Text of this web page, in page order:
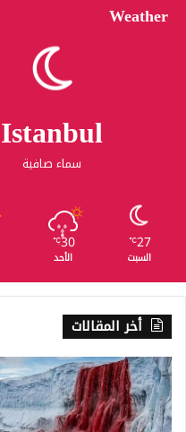
Weather
Istanbul
سماء صافية
27
℃
السبت
30
℃
الأحد
أخر المقالات